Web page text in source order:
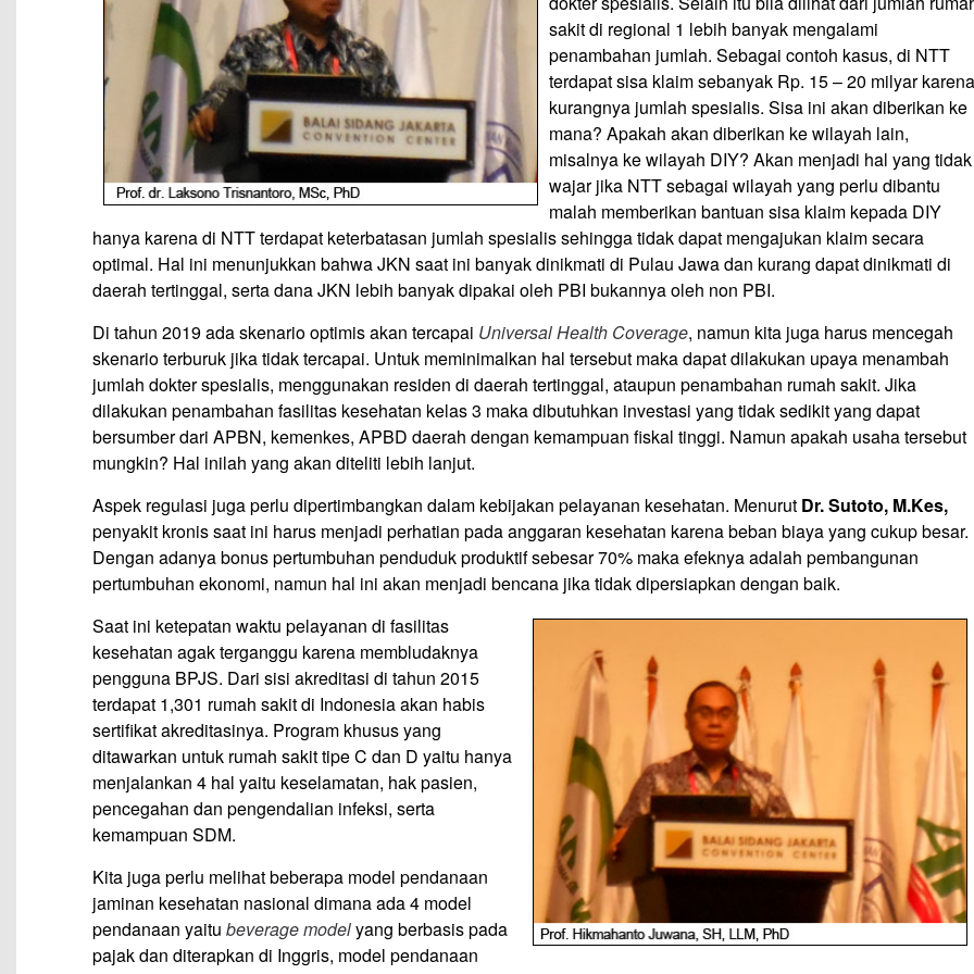
sakit di regional 1 lebih banyak mengalami
penambahan jumlah. Sebagai contoh kasus, di NTT
terdapat sisa klaim sebanyak Rp. 15 – 20 milyar karena
kurangnya jumlah spesialis. Sisa ini akan diberikan ke
mana? Apakah akan diberikan ke wilayah lain,
misalnya ke wilayah DIY? Akan menjadi hal yang tidak
wajar jika NTT sebagai wilayah yang perlu dibantu
malah memberikan bantuan sisa klaim kepada DIY
hanya karena di NTT terdapat keterbatasan jumlah spesialis sehingga tidak dapat mengajukan klaim secara
optimal. Hal ini menunjukkan bahwa JKN saat ini banyak dinikmati di Pulau Jawa dan kurang dapat dinikmati di
daerah tertinggal, serta dana JKN lebih banyak dipakai oleh PBI bukannya oleh non PBI.
Di tahun 2019 ada skenario optimis akan tercapai Universal Health Coverage, namun kita juga harus mencegah
skenario terburuk jika tidak tercapai. Untuk meminimalkan hal tersebut maka dapat dilakukan upaya menambah
jumlah dokter spesialis, menggunakan residen di daerah tertinggal, ataupun penambahan rumah sakit. Jika
dilakukan penambahan fasilitas kesehatan kelas 3 maka dibutuhkan investasi yang tidak sedikit yang dapat
bersumber dari APBN, kemenkes, APBD daerah dengan kemampuan fiskal tinggi. Namun apakah usaha tersebut
mungkin? Hal inilah yang akan diteliti lebih lanjut.
Aspek regulasi juga perlu dipertimbangkan dalam kebijakan pelayanan kesehatan. Menurut Dr. Sutoto, M.Kes,
penyakit kronis saat ini harus menjadi perhatian pada anggaran kesehatan karena beban biaya yang cukup besar.
Dengan adanya bonus pertumbuhan penduduk produktif sebesar 70% maka efeknya adalah pembangunan
pertumbuhan ekonomi, namun hal ini akan menjadi bencana jika tidak dipersiapkan dengan baik.
Saat ini ketepatan waktu pelayanan di fasilitas
kesehatan agak terganggu karena membludaknya
pengguna BPJS. Dari sisi akreditasi di tahun 2015
terdapat 1,301 rumah sakit di Indonesia akan habis
sertifikat akreditasinya. Program khusus yang
ditawarkan untuk rumah sakit tipe C dan D yaitu hanya
menjalankan 4 hal yaitu keselamatan, hak pasien,
pencegahan dan pengendalian infeksi, serta
kemampuan SDM.
Kita juga perlu melihat beberapa model pendanaan
jaminan kesehatan nasional dimana ada 4 model
pendanaan yaitu beverage modelyang berbasis pada
pajak dan diterapkan di Inggris, model pendanaan